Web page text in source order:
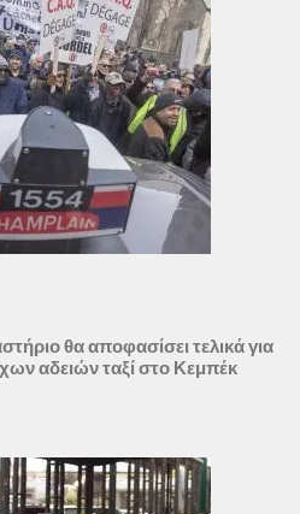
θα αποφασίσει τελικά για
αδειών ταξί στο Κεμπέκ